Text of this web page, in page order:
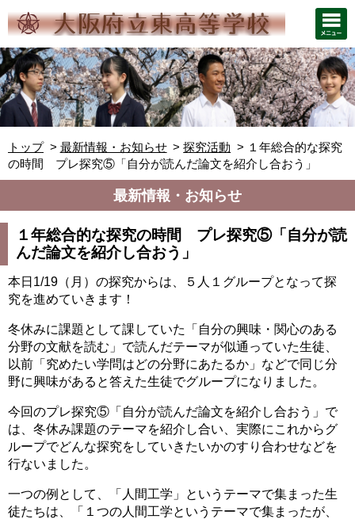
トップ 最新情報・お知らせ 探究活動
１年総合的な探究
の時間 プレ探究⑤「自分が読んだ論文を紹介し合おう」
最新情報・お知らせ
１年総合的な探究の時間 プレ探究⑤「自分が読
んだ論文を紹介し合おう」
本日1/19（月）の探究からは、
５人１グループとなって探
究を進めていきます！
冬休みに課題として課していた「自分の興味・関心のある
分野の文献を読む」で読んだテーマが似通っていた生徒、
以前「究めたい学問はどの分野にあたるか」などで同じ分
野に興味があると答えた生徒でグループになりました。
今回のプレ探究⑤「自分が読んだ論文を紹介し合おう」で
は、冬休み課題のテーマを紹介し合い、実際にこれからグ
ループでどんな探究をしていきたいかのすり合わせなどを
行ないました。
一つの例として、「人間工学」というテーマで集まった生
徒たちは、「１つの人間工学というテーマで集まったが、